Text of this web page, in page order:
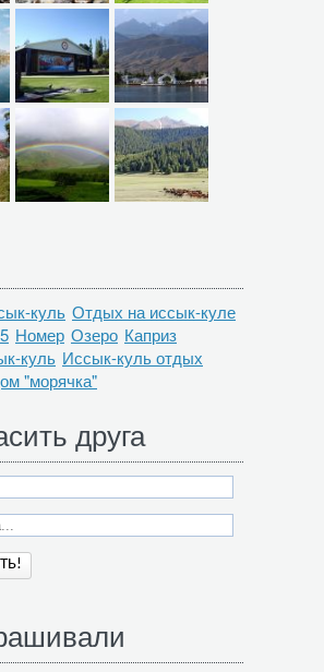
куль Отдых на иссык-куле
Номер Озеро Каприз
куль Иссык-куль отдых
"морячка"
друга